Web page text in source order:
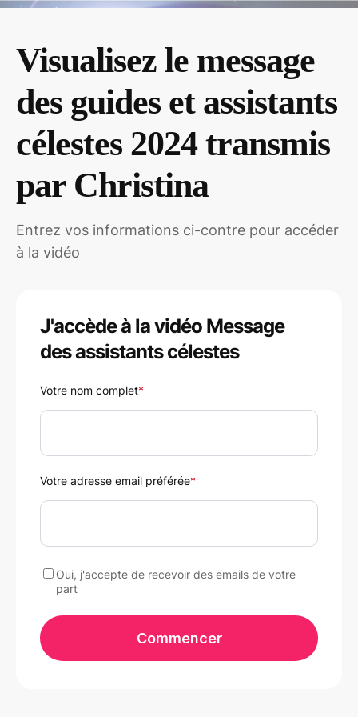
Visualisez le message
des guides et assistants
célestes 2024 transmis
par Christina
Entrez vos informations ci-contre pour accéder
à la vidéo
J'accède à la vidéo Message
des assistants célestes
Votre nom complet*
Votre adresse email préférée*
Oui, j'accepte de recevoir des emails de votre
part
Commencer